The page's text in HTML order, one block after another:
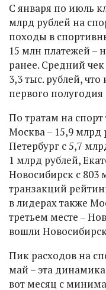
С января по июль
млрд рублей на
походы в
15 млн платежей –
ранее. Средний
3,3 тыс. рублей,
первого полугодия
По тратам на
Москва – 15,9 млрд
Петербург с 5,7
1 млрд рублей,
Новосибирск с 803
транзакций
в лидерах также
третьем месте –
вошли
Пик расходов на
май – эта
вот месяц с